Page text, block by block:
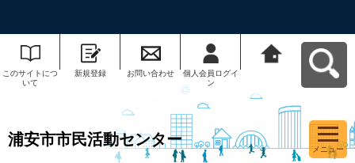
このサイトにつ
いて
新規登録 お問い合わせ
個人会員ログイ
ン
浦安市市民活動センター
メニュー